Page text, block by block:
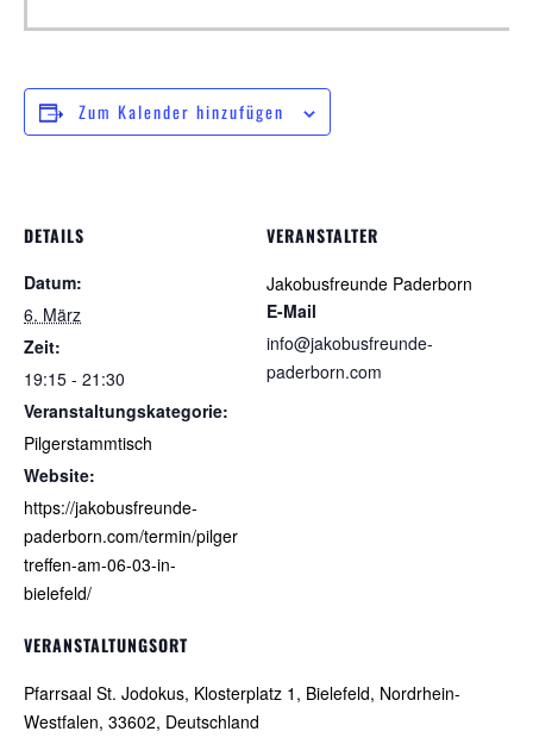
Zum Kalender hinzufügen
DETAILS
Datum:
6. März
Zeit:
19:15 - 21:30
Veranstaltungskategorie:
Pilgerstammtisch
Website:
https://jakobusfreunde-
paderborn.com/termin/pilger
treffen-am-06-03-in-
bielefeld/
VERANSTALTUNGSORT
Pfarrsaal St. Jodokus, Klosterplatz 1, Bielefeld, Nordrhein-
Westfalen, 33602, Deutschland
VERANSTALTER
Jakobusfreunde Paderborn
E-Mail
info@jakobusfreunde-
paderborn.com